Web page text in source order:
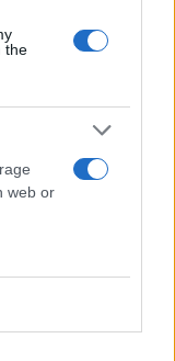
the
web or
τα EBITDA το